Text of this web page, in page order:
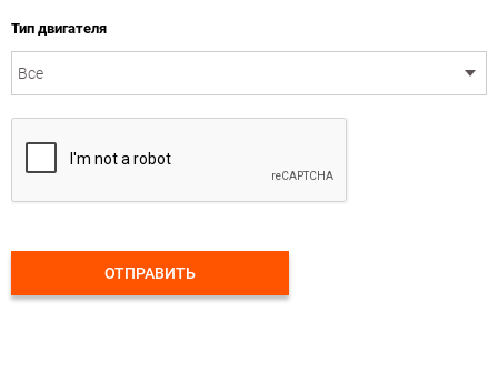
Тип двигателя
ОТПРАВИТЬ